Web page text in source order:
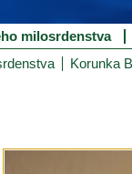
milosrdenstva
Korunka